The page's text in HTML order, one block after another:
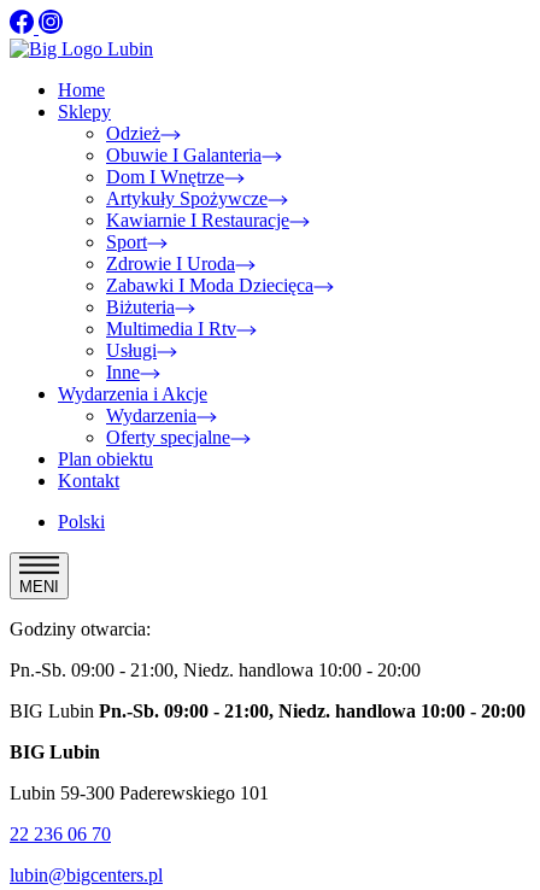
Home
Sklepy
Odzież
Obuwie I Galanteria
Dom I Wnętrze
Artykuły Spożywcze
Kawiarnie I Restauracje
Sport
Zdrowie I Uroda
Zabawki I Moda Dziecięca
Biżuteria
Multimedia I Rtv
Usługi
Inne
Wydarzenia i Akcje
Wydarzenia
Oferty specjalne
Plan obiektu
Kontakt
Polski
MENI
Godziny otwarcia:
Pn.-Sb. 09:00 - 21:00, Niedz. handlowa 10:00 - 20:00
BIG Lubin Pn.-Sb. 09:00 - 21:00, Niedz. handlowa 10:00 - 20:00
BIG Lubin
Lubin 59-300 Paderewskiego 101
22 236 06 70
lubin@bigcenters.pl